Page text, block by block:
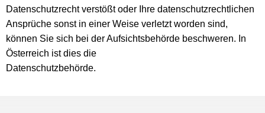
Datenschutzrecht verstößt oder Ihre datenschutzrechtlichen
Ansprüche sonst in einer Weise verletzt worden sind,
können Sie sich bei der Aufsichtsbehörde beschweren. In
Österreich ist dies die
Datenschutzbehörde.